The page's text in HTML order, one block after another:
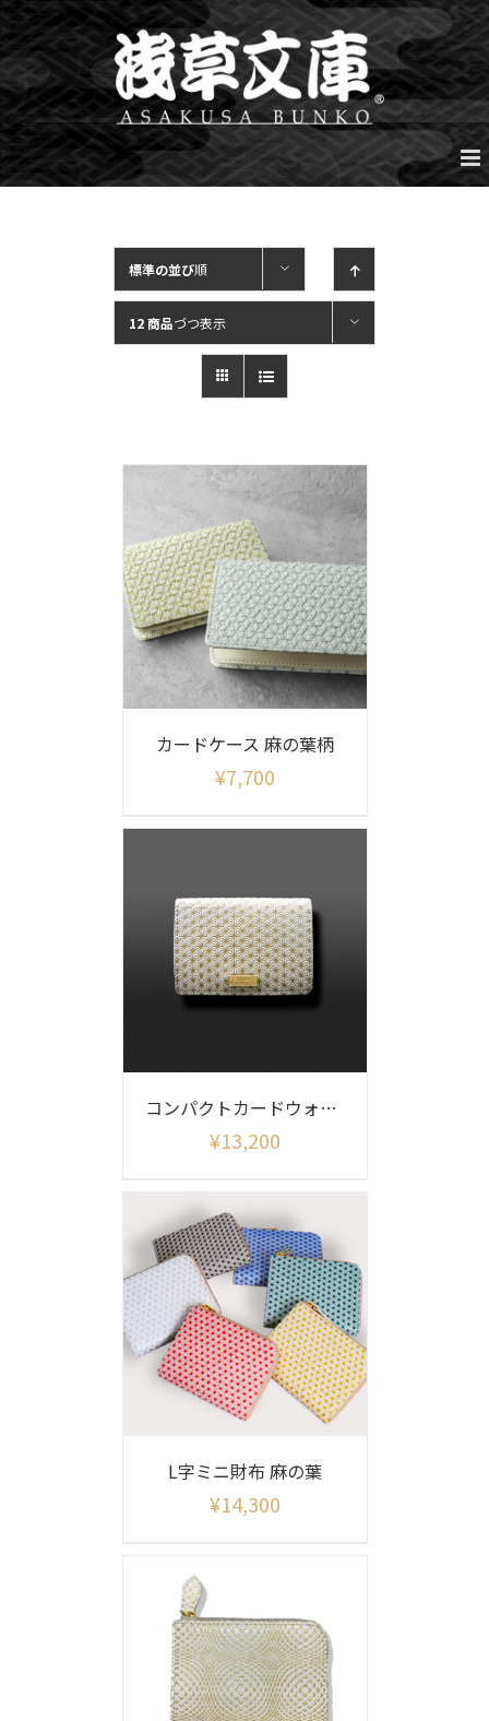
Skip
to
content
標準の並び順
12 商品づつ表示
カードケース 麻の葉柄
¥7,700
コンパクトカードウォレット 麻の葉
¥13,200
L字ミニ財布 麻の葉
¥14,300